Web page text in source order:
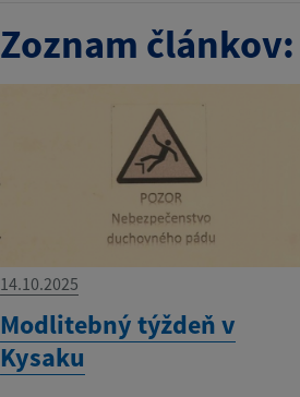
Zoznam článkov:
14.10.2025
Modlitebný týždeň v
Kysaku